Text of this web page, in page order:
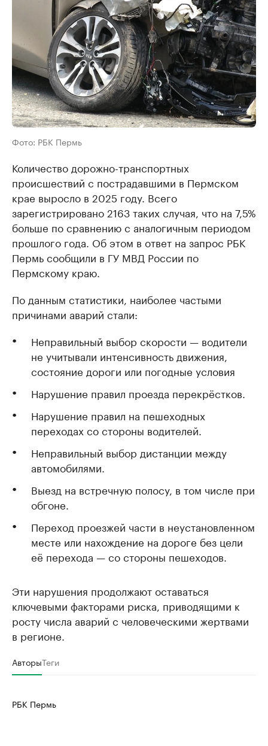
Фото: РБК Пермь
Количество дорожно-транспортных
происшествий с пострадавшими в Пермском
крае выросло в 2025 году. Всего
зарегистрировано 2163 таких случая, что на 7,5%
больше по сравнению с аналогичным периодом
прошлого года. Об этом в ответ на запрос РБК
Пермь сообщили в ГУ МВД России по
Пермскому краю.
По данным статистики, наиболее частыми
причинами аварий стали:
Неправильный выбор скорости — водители
не учитывали интенсивность движения,
состояние дороги или погодные условия
Нарушение правил проезда перекрёстков.
Нарушение правил на пешеходных
переходах со стороны водителей.
Неправильный выбор дистанции между
автомобилями.
Выезд на встречную полосу, в том числе при
обгоне.
Переход проезжей части в неустановленном
месте или нахождение на дороге без цели
её перехода — со стороны пешеходов.
Эти нарушения продолжают оставаться
ключевыми факторами риска, приводящими к
росту числа аварий с человеческими жертвами
в регионе.
АвторыТеги
РБК Пермь